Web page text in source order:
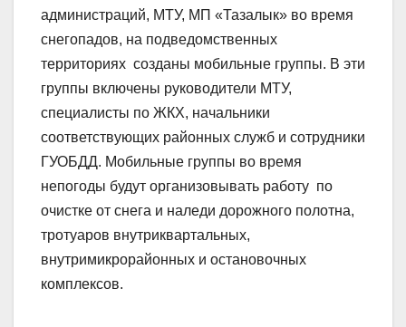
администраций, МТУ, МП «Тазалык» во время
снегопадов, на подведомственных
территориях созданы мобильные группы. В эти
группы включены руководители МТУ,
специалисты по ЖКХ, начальники
соответствующих районных служб и сотрудники
ГУОБДД. Мобильные группы во время
непогоды будут организовывать работу по
очистке от снега и наледи дорожного полотна,
тротуаров внутриквартальных,
внутримикрорайонных и остановочных
комплексов.